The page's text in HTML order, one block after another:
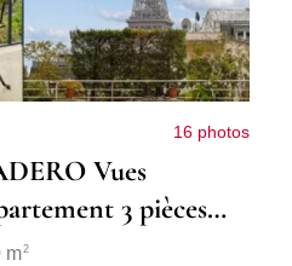
16 photos
Vues
3 pièces
m2